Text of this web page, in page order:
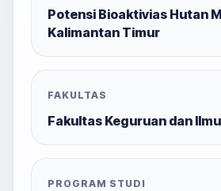
Potensi Bioaktivias Hutan
Kalimantan Timur
FAKULTAS
Fakultas Keguruan dan
PROGRAM STUDI